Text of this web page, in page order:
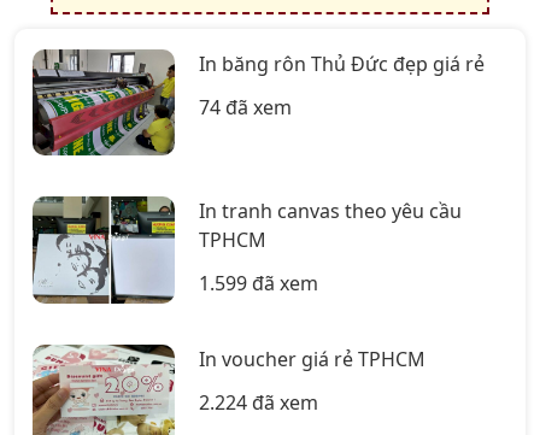
In băng rôn Thủ Đức đẹp giá rẻ
74 đã xem
In tranh canvas theo yêu cầu
TPHCM
1.599 đã xem
In voucher giá rẻ TPHCM
2.224 đã xem